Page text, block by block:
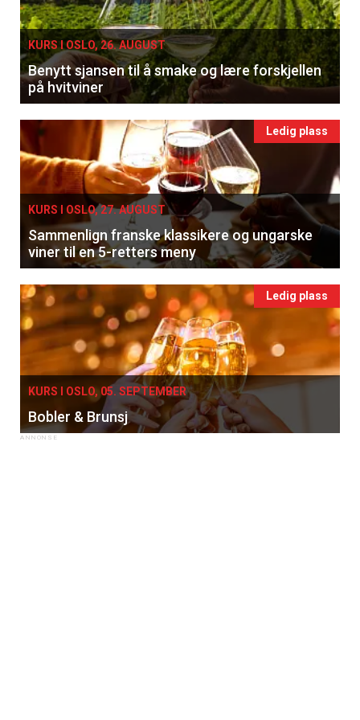
KURS I OSLO, 26. AUGUST
Benytt sjansen til å smake og lære forskjellen
på hvitviner
Ledig plass
KURS I OSLO, 27. AUGUST
Sammenlign franske klassikere og ungarske
viner til en 5-retters meny
Ledig plass
KURS I OSLO, 05. SEPTEMBER
Bobler & Brunsj